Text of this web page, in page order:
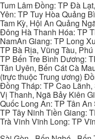
Tum Lâm Đồng: TP Đà
Yên: TP Tuy Hòa Quảng
Tam Kỳ, Hội An Quảng
Đông Hà Thanh Hóa: TP
NamAn Giang: TP Long
TP Bà Rịa, Vũng Tàu,
TP Bến Tre Bình Dương:
Tân Uyên, Bến Cát Cà
(trực thuộc Trung ương)
Đồng Tháp: TP Cao
Vị Thanh, Ngã Bảy Kiên
Quốc Long An: TP Tân
TP Tây Ninh Tiền Giang:
Trà Vinh Vĩnh Long: TP